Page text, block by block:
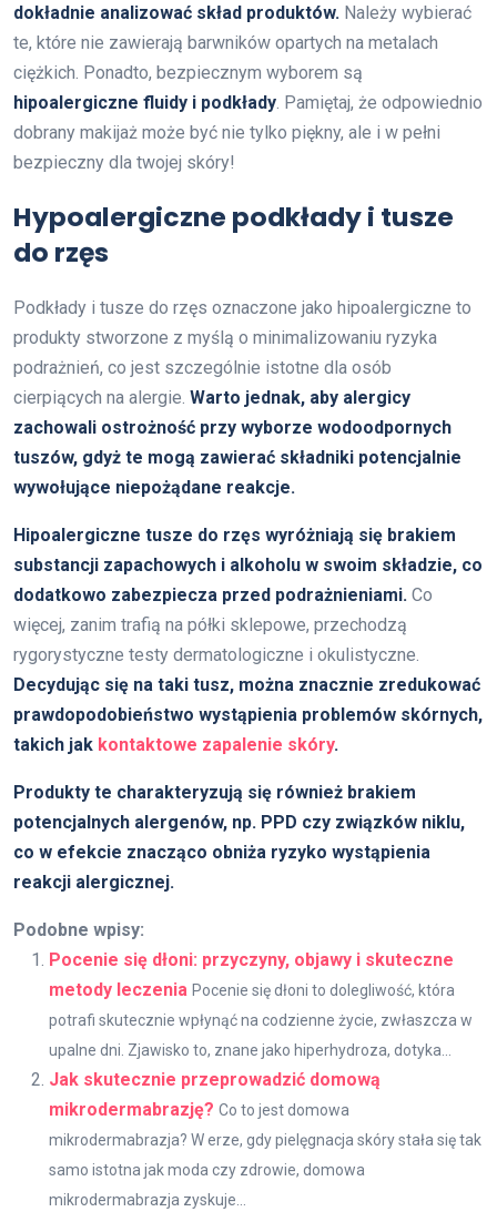
dokładnie analizować skład produktów. Należy wybierać
te, które nie zawierają barwników opartych na metalach
ciężkich. Ponadto, bezpiecznym wyborem są
hipoalergiczne fluidy i podkłady. Pamiętaj, że odpowiednio
dobrany makijaż może być nie tylko piękny, ale i w pełni
bezpieczny dla twojej skóry!
Hypoalergiczne podkłady i tusze
do rzęs
Podkłady i tusze do rzęs oznaczone jako hipoalergiczne to
produkty stworzone z myślą o minimalizowaniu ryzyka
podrażnień, co jest szczególnie istotne dla osób
cierpiących na alergie. Warto jednak, aby alergicy
zachowali ostrożność przy wyborze wodoodpornych
tuszów, gdyż te mogą zawierać składniki potencjalnie
wywołujące niepożądane reakcje.
Hipoalergiczne tusze do rzęs wyróżniają się brakiem
substancji zapachowych i alkoholu w swoim składzie, co
dodatkowo zabezpiecza przed podrażnieniami. Co
więcej, zanim trafią na półki sklepowe, przechodzą
rygorystyczne testy dermatologiczne i okulistyczne.
Decydując się na taki tusz, można znacznie zredukować
prawdopodobieństwo wystąpienia problemów skórnych,
takich jak kontaktowe zapalenie skóry.
Produkty te charakteryzują się również brakiem
potencjalnych alergenów, np. PPD czy związków niklu,
co w efekcie znacząco obniża ryzyko wystąpienia
reakcji alergicznej.
Podobne wpisy:
Pocenie się dłoni: przyczyny, objawy i skuteczne
metody leczenia Pocenie się dłoni to dolegliwość, która
potrafi skutecznie wpłynąć na codzienne życie, zwłaszcza w
upalne dni. Zjawisko to, znane jako hiperhydroza, dotyka...
Jak skutecznie przeprowadzić domową
mikrodermabrazję? Co to jest domowa
mikrodermabrazja? W erze, gdy pielęgnacja skóry stała się tak
samo istotna jak moda czy zdrowie, domowa
mikrodermabrazja zyskuje...